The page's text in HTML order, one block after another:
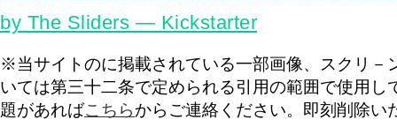
by The Sliders — Kickstarter
※当サイトのに掲載されている一部画像、スクリ－
いては第三十二条で定められる引用の範囲で使用し
題があればこちらからご連絡ください。即刻削除い